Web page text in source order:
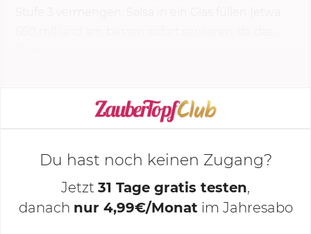
KOCHMODUS STARTEN
Deine Notizen
Du hast noch keinen Zugang?
Jetzt 31 Tage gratis testen,
danach nur 4,99€/Monat im Jahresabo